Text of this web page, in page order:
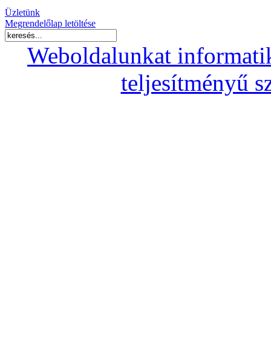
Üzletünk
Megrendelőlap letöltése
Weboldalunkat
teljesítményű